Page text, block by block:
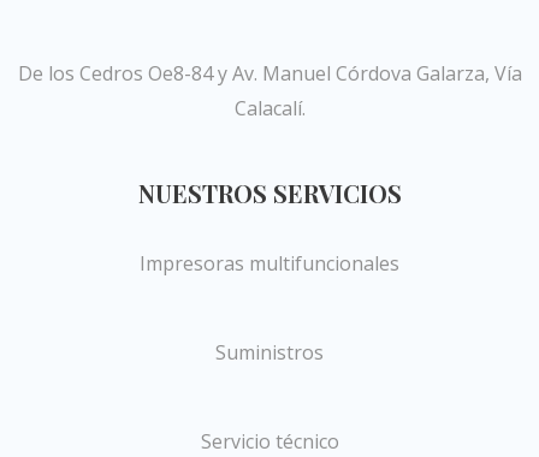
De los Cedros Oe8-84 y Av. Manuel Córdova Galarza, Vía
Calacalí.
NUESTROS SERVICIOS
Impresoras multifuncionales
Suministros
Servicio técnico